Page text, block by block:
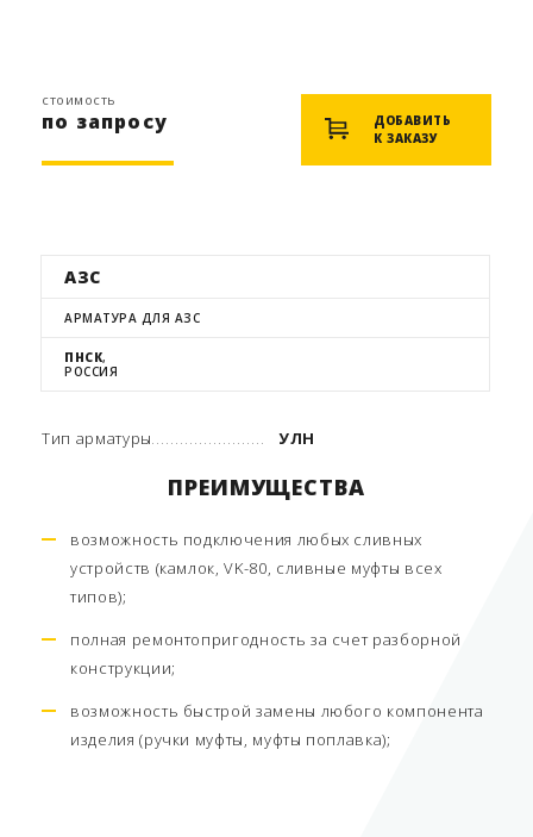
стоимость
по запросу
ДОБАВИТЬ
К ЗАКАЗУ
АЗС
АРМАТУРА ДЛЯ АЗС
ПНСК,
РОССИЯ
Тип арматуры УЛН
ПРЕИМУЩЕСТВА
возможность подключения любых сливных
устройств (камлок, VK-80, сливные муфты всех
типов);
полная ремонтопригодность за счет разборной
конструкции;
возможность быстрой замены любого компонента
изделия (ручки муфты, муфты поплавка);